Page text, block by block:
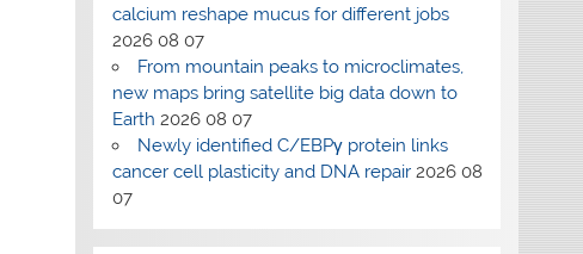
calcium reshape mucus for different jobs
2026 08 07
From mountain peaks to microclimates,
new maps bring satellite big data down to
Earth 2026 08 07
Newly identified C/EBPγ protein links
cancer cell plasticity and DNA repair 2026 08
07